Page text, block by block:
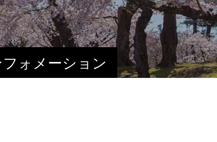
ォメーション